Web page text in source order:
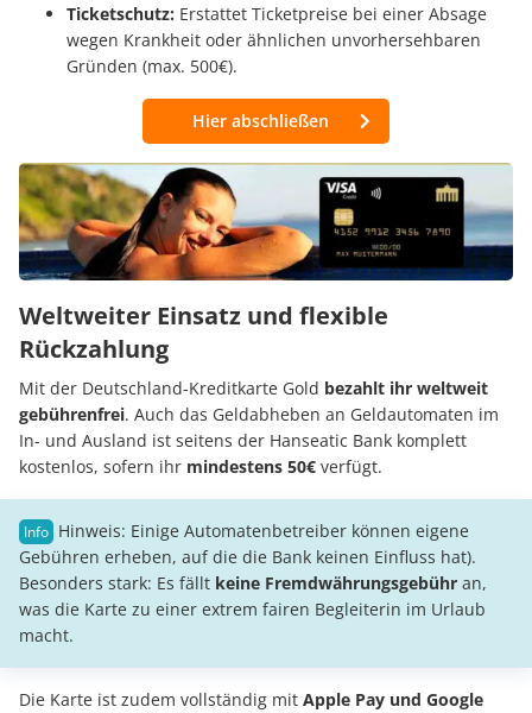
Ticketschutz: Erstattet Ticketpreise bei einer Absage
wegen Krankheit oder ähnlichen unvorhersehbaren
Gründen (max. 500€).
Hier abschließen
Weltweiter Einsatz und flexible
Rückzahlung
Mit der Deutschland-Kreditkarte Gold bezahlt ihr weltweit
gebührenfrei. Auch das Geldabheben an Geldautomaten im
In- und Ausland ist seitens der Hanseatic Bank komplett
kostenlos, sofern ihr mindestens 50€ verfügt.
Hinweis: Einige Automatenbetreiber können eigene
Gebühren erheben, auf die die Bank keinen Einfluss hat).
Besonders stark: Es fällt keine Fremdwährungsgebühr an,
was die Karte zu einer extrem fairen Begleiterin im Urlaub
macht.
Die Karte ist zudem vollständig mit Apple Pay und Google